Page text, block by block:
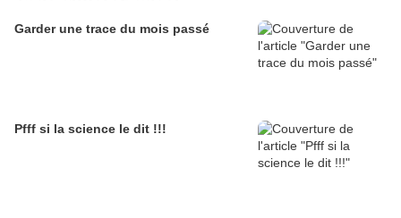
Garder une trace du mois passé
Pfff si la science le dit !!!